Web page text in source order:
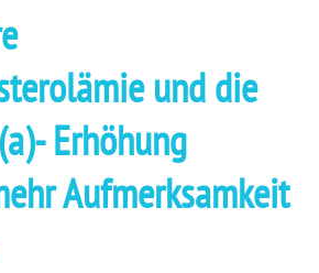
und die
Erhöhung
Aufmerksamkeit